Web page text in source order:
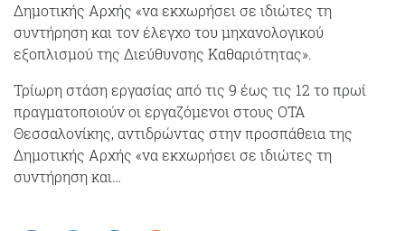
Δημοτικής Αρχής «να εκχωρήσει σε ιδιώτες τη
συντήρηση και τον έλεγχο του μηχανολογικού
εξοπλισμού της Διεύθυνσης Καθαριότητας».
Τρίωρη στάση εργασίας από τις 9 έως τις 12 το πρωί
πραγματοποιούν οι εργαζόμενοι στους ΟΤΑ
Θεσσαλονίκης, αντιδρώντας στην προσπάθεια της
Δημοτικής Αρχής «να εκχωρήσει σε ιδιώτες τη
συντήρηση και…